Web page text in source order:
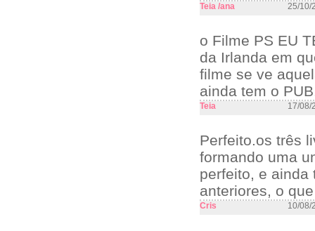
Teia /ana 25/10/
o Filme PS EU
da Irlanda em
filme se ve
ainda tem o
Teia 17/08/
Perfeito.os três
formando uma
perfeito, e ainda
anteriores, o
Cris 10/08/